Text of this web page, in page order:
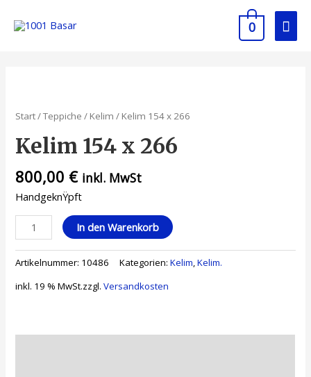
0
Start/Teppiche / Kelim / Kelim 154 x 266
Kelim 154 x 266
800,00 € inkl. MwSt
HandgeknŸpft
In den Warenkorb
Artikelnummer: 10486 Kategorien:Kelim,Kelim.
inkl. 19 % MwSt.zzgl.Versandkosten